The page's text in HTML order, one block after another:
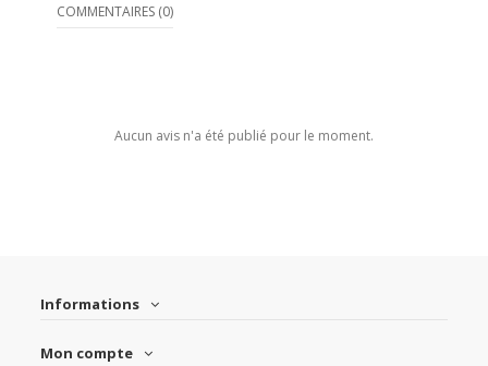
COMMENTAIRES (0)
Aucun avis n'a été publié pour le moment.
Informations
Mon compte